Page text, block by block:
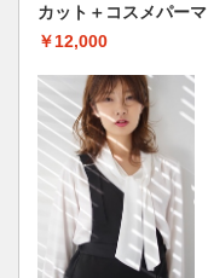
カット＋コスメパーマ
￥12,000